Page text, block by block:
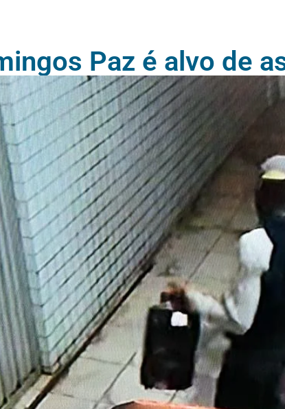
Paz é alvo de